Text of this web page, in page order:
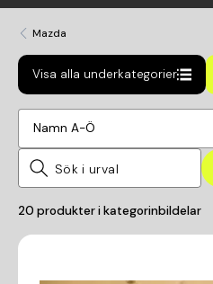
Mazda
Visa alla underkategorier
Namn A-Ö
20 produkter i kategorinbildelar